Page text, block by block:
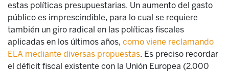
estas políticas presupuestarias. Un aumento del gasto
público es imprescindible, para lo cual se requiere
también un giro radical en las políticas fiscales
aplicadas en los últimos años, como viene reclamando
ELA mediante diversas propuestas. Es preciso recordar
el déficit fiscal existente con la Unión Europea (2.000